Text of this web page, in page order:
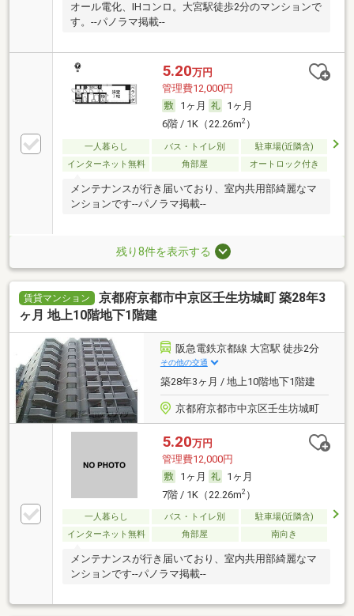
オール電化、IHコンロ。大宮駅徒歩2分のマンションで
す。--パノラマ掲載--
5.20万円
管理費12,000円
1ヶ月
1ヶ月
6階 / 1K（22.26m2）
一人暮らし バス・トイレ別
駐車場(近隣含)
インターネット無料
角部屋 オートロック付き
メンテナンスが行き届いており、室内共用部綺麗なマ
ンションです--パノラマ掲載--
残り8件を表示する
賃貸マンション
京都府京都市中京区壬生坊城町 築28年3
ヶ月 地上10階地下1階建
阪急電鉄京都線 大宮駅 徒歩2分
その他の交通
築28年3ヶ月 / 地上10階地下1階建
京都府京都市中京区壬生坊城町
5.20万円
管理費12,000円
1ヶ月
1ヶ月
7階 / 1K（22.26m2）
一人暮らし バス・トイレ別
駐車場(近隣含)
インターネット無料
角部屋 南向き
メンテナンスが行き届いており、室内共用部綺麗なマ
ンションです--パノラマ掲載--